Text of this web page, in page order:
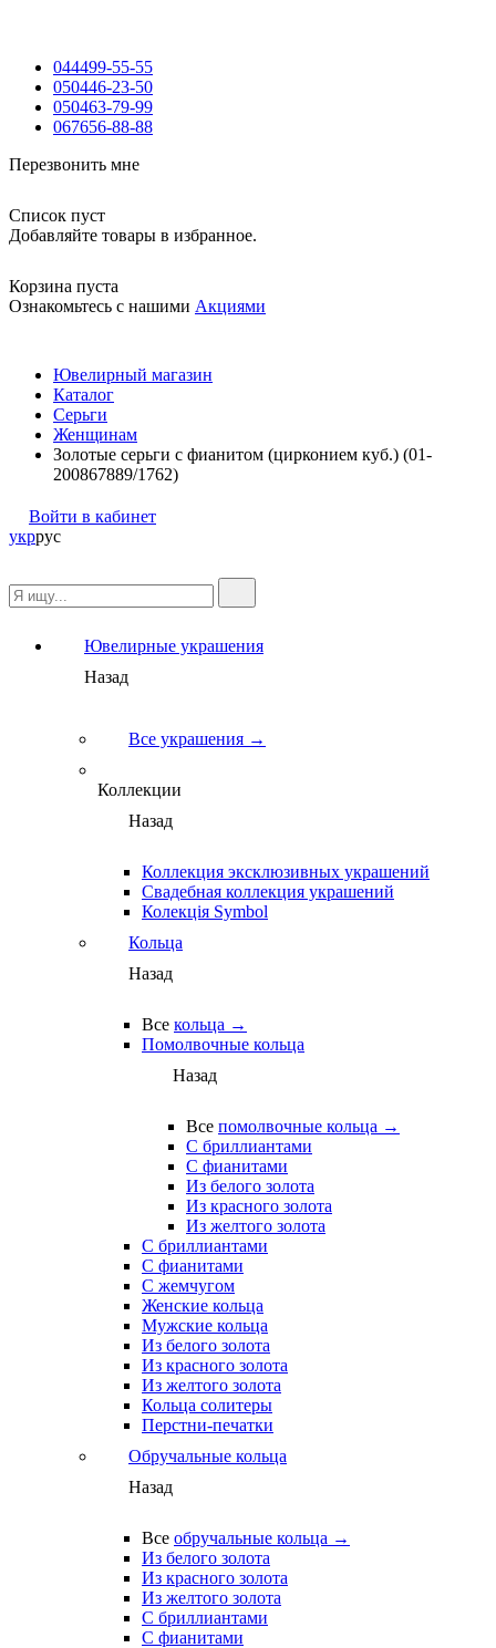
044499-55-55
050446-23-50
050463-79-99
067656-88-88
Перезвонить мне
Список пуст
Добавляйте товары в избранное.
Корзина пуста
Ознакомьтесь с нашими Акциями
Ювелирный магазин
Каталог
Серьги
Женщинам
Золотые серьги с фианитом (цирконием куб.) (01-
200867889/1762)
Войти в кабинет
укррус
Ювелирные украшения
Назад
Все украшения →
Коллекции
Назад
Коллекция эксклюзивных украшений
Свадебная коллекция украшений
Колекція Symbol
Кольца
Назад
Все кольца →
Помолвочные кольца
Назад
Все помолвочные кольца →
С бриллиантами
С фианитами
Из белого золота
Из красного золота
Из желтого золота
С бриллиантами
С фианитами
С жемчугом
Женские кольца
Мужские кольца
Из белого золота
Из красного золота
Из желтого золота
Кольца солитеры
Перстни-печатки
Обручальные кольца
Назад
Все обручальные кольца →
Из белого золота
Из красного золота
Из желтого золота
С бриллиантами
С фианитами